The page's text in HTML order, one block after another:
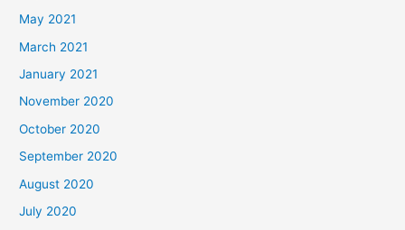
May 2021
March 2021
January 2021
November 2020
October 2020
September 2020
August 2020
July 2020